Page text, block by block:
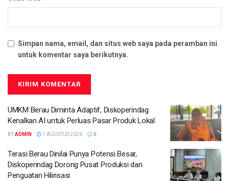
Simpan nama, email, dan situs web saya pada peramban ini
untuk komentar saya berikutnya.
UMKM Berau Diminta Adaptif, Diskoperindag
Kenalkan AI untuk Perluas Pasar Produk Lokal
BYADMIN 7 AGUSTUS 2026 0
Terasi Berau Dinilai Punya Potensi Besar,
Diskoperindag Dorong Pusat Produksi dan
Penguatan Hilirisasi